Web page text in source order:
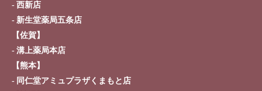
西新店
新生堂薬局五条店
【佐賀】
溝上薬局本店
【熊本】
同仁堂アミュプラザくまもと店